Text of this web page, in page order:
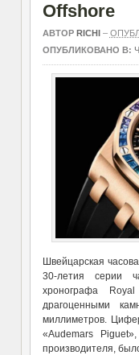
Offshore
АВТОР RICHI–
ОПУБЛИКОВАНО В:
Швейцарская
30-летия серии
хронографа
драгоценными
миллиметров.
«Audemars
производителя,